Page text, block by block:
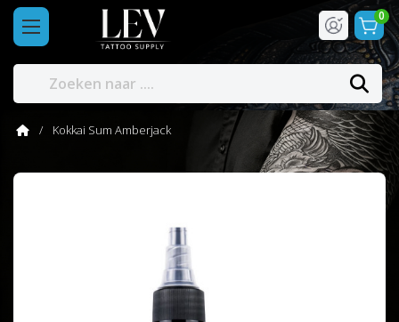
0
Kokkai Sum Amberjack